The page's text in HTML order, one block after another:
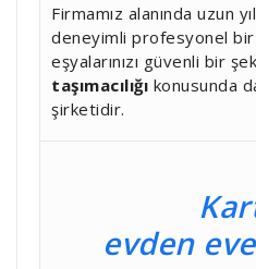
Firmamız alanında uzun
deneyimli profesyonel bir
eşyalarınızı güvenli bir
taşımacılığı konusunda
şirketidir.
evden